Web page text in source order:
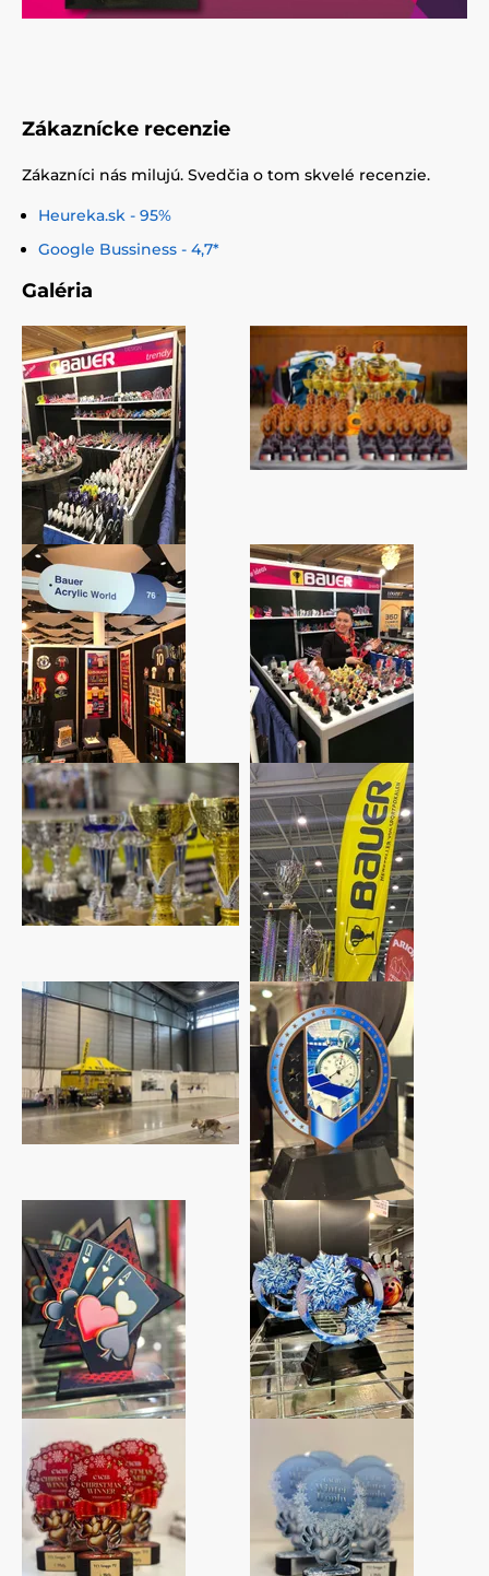
Zákaznícke recenzie
Zákazníci nás milujú. Svedčia o tom skvelé recenzie.
Heureka.sk - 95%
Google Bussiness - 4,7*
Galéria